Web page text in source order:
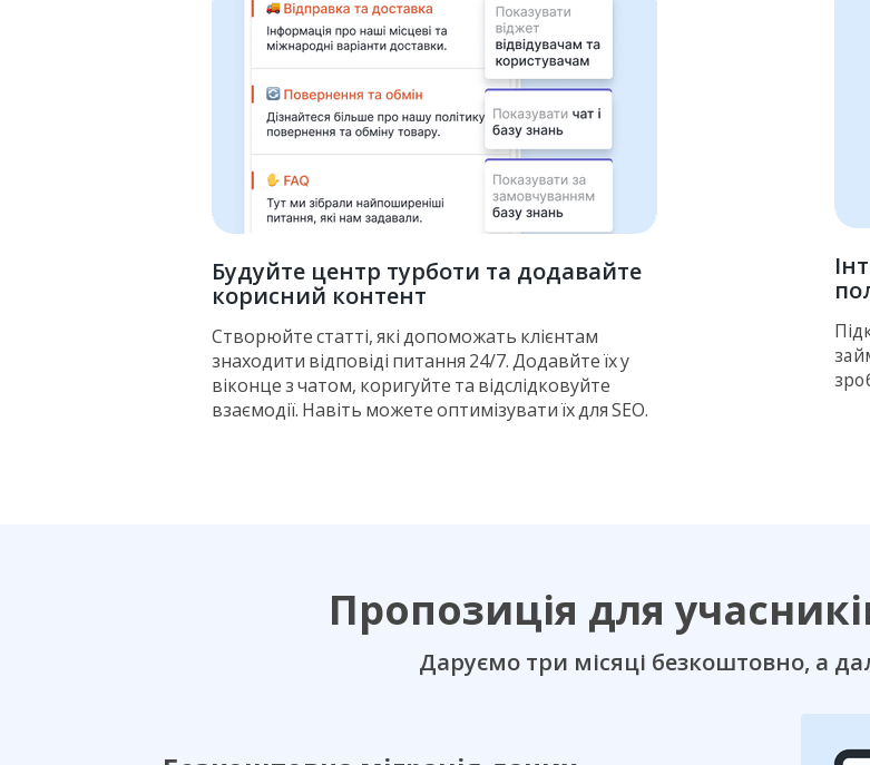
Створюйте статті, які допоможать клієнтам
знаходити відповіді питання 24/7. Додавйте їх у
віконце з чатом, коригуйте та відслідковуйте
взаємодії. Навіть можете оптимізувати їх для SEO.
Будуйте центр турботи та додавайте
корисний контент
Пропозиція для
Даруємо три місяці безкоштовно, а